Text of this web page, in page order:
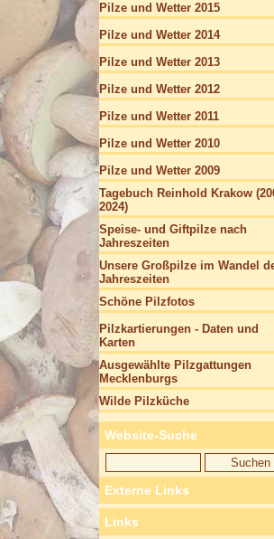
Pilze und Wetter 2015
Pilze und Wetter 2014
Pilze und Wetter 2013
Pilze und Wetter 2012
Pilze und Wetter 2011
Pilze und Wetter 2010
Pilze und Wetter 2009
Tagebuch Reinhold Krakow
2024)
Speise- und Giftpilze nach
Jahreszeiten
Unsere Großpilze im Wandel
Jahreszeiten
Schöne Pilzfotos
Pilzkartierungen - Daten und
Karten
Ausgewählte Pilzgattungen
Mecklenburgs
Wilde Pilzküche
Website-Suche
Externe Links
Links